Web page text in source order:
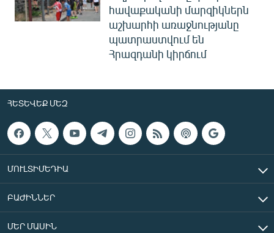
հավաքականի մարզիկներն
աշխարհի առաջնությանը
պատրաստվում են
Հրազդանի կիրճում
ՀԵՏԵՎԵՔ ՄԵԶ
ՄՈՒԼՏԻՄԵԴԻԱ
ԲԱԺԻՆՆԵՐ
ՄԵՐ ՄԱՍԻՆ